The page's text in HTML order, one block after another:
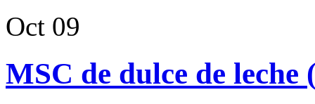
Oct 09
MSC de dulce de